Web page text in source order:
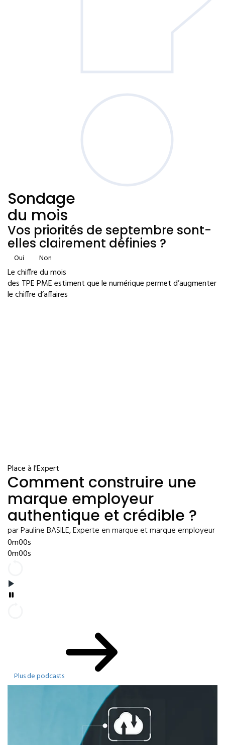
Sondage
du mois
Vos priorités de septembre sont-
elles clairement définies ?
Oui Non
Le chiffre du mois
des TPE PME estiment que le numérique permet d’augmenter
le chiffre d’affaires
Place à l'Expert
Comment construire une
marque employeur
authentique et crédible ?
par Pauline BASILE, Experte en marque et marque employeur
0m00s
0m00s
Plus de podcasts